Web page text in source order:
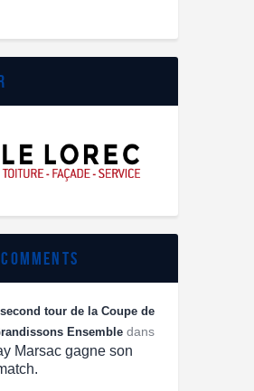
tour de la Coupe de
Ensemble dans
Marsac gagne son